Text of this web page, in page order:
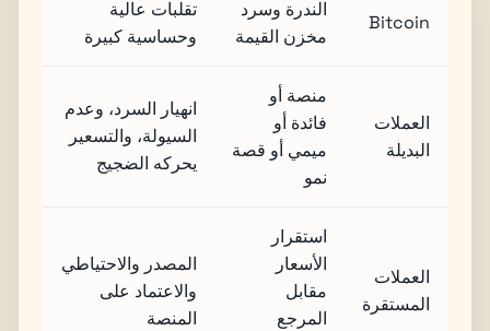
Bitcoin
الندرة وسرد
مخزن القيمة
تقلبات عالية
وحساسية كبيرة
العملات
البديلة
منصة أو
فائدة أو
ميمي أو قصة
نمو
انهيار السرد، وعدم
السيولة، والتسعير
يحركه الضجيج
العملات
المستقرة
استقرار
الأسعار
مقابل
المرجع
المصدر والاحتياطي
والاعتماد على
المنصة